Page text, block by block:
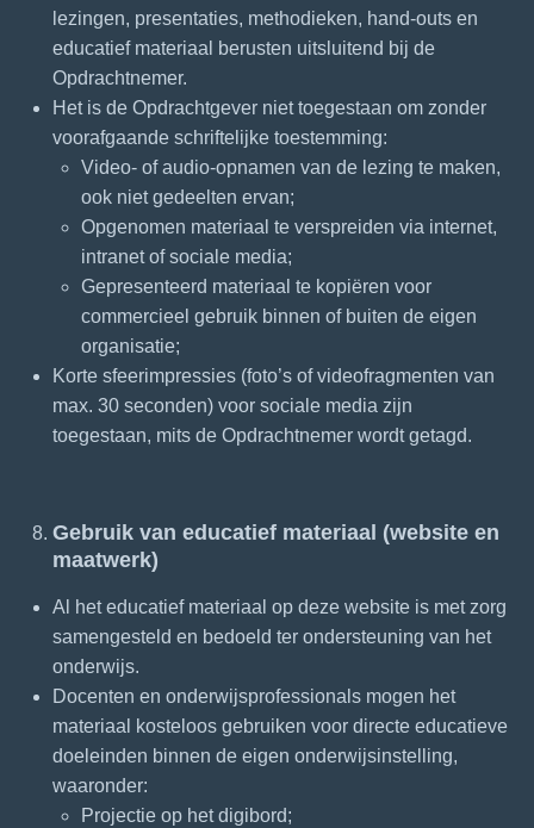
lezingen, presentaties, methodieken, hand-outs en
educatief materiaal berusten uitsluitend bij de
Opdrachtnemer.
Het is de Opdrachtgever niet toegestaan om zonder
voorafgaande schriftelijke toestemming:
Video- of audio-opnamen van de lezing te maken,
ook niet gedeelten ervan;
Opgenomen materiaal te verspreiden via internet,
intranet of sociale media;
Gepresenteerd materiaal te kopiëren voor
commercieel gebruik binnen of buiten de eigen
organisatie;
Korte sfeerimpressies (foto’s of videofragmenten van
max. 30 seconden) voor sociale media zijn
toegestaan, mits de Opdrachtnemer wordt getagd.
Gebruik van educatief materiaal (website en
maatwerk)
Al het educatief materiaal op deze website is met zorg
samengesteld en bedoeld ter ondersteuning van het
onderwijs.
Docenten en onderwijsprofessionals mogen het
materiaal kosteloos gebruiken voor directe educatieve
doeleinden binnen de eigen onderwijsinstelling,
waaronder:
Projectie op het digibord;